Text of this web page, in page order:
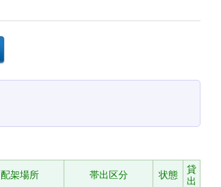
配架場所 帯出区分 状態
貸
出